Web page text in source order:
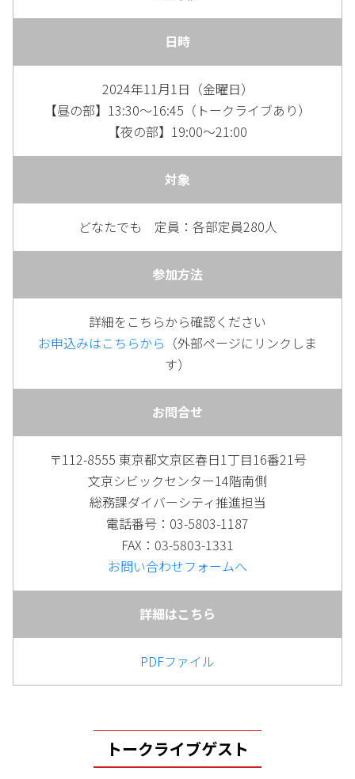
日時
2024年11月1日（金曜日）
【昼の部】13:30～16:45（トークライブあり）
【夜の部】19:00～21:00
対象
どなたでも 定員：各部定員280人
参加方法
詳細をこちらから確認ください
お申込みはこちらから （外部ページにリンクしま
す）
お問合せ
〒112-8555 東京都文京区春日1丁目16番21号
文京シビックセンター14階南側
総務課ダイバーシティ推進担当
電話番号：03-5803-1187
FAX：03-5803-1331
お問い合わせフォームへ
詳細はこちら
PDFファイル
トークライブゲスト